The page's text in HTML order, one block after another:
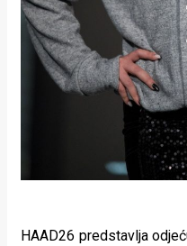
HAAD26 predstavlja